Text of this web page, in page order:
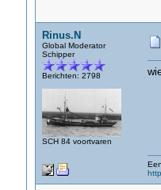
Rinus.N
Global Moderator
Schipper
Berichten: 2798
SCH 84 voortvaren